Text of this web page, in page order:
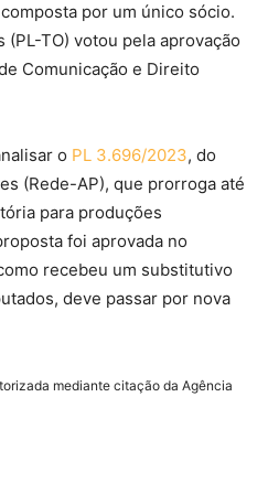
por um único sócio.
(PL-TO) votou pela aprovação
Comunicação e Direito
o PL 3.696/2023, do
(Rede-AP), que prorroga até
para produções
foi aprovada no
recebeu um substitutivo
deve passar por nova
mediante citação da Agência